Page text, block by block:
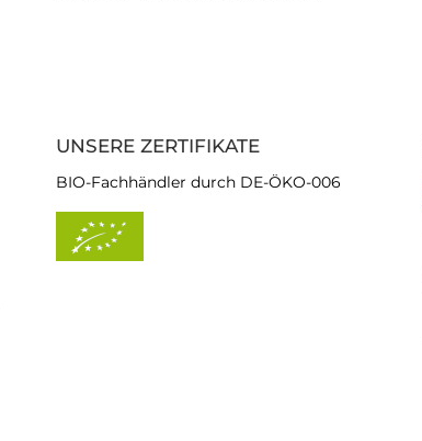
UNSERE ZERTIFIKATE
BIO-Fachhändler durch DE-ÖKO-006